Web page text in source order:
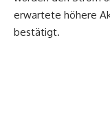
erwartete höhere
bestätigt.